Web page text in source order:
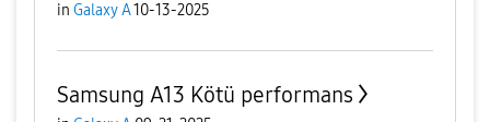
in Galaxy A10-13-2025
Samsung A13 Kötü performans